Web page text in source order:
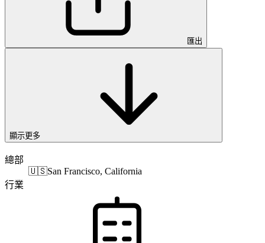
匯出
顯示更多
總部
🇺🇸San Francisco, California
行業